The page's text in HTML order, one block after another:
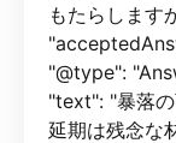
もたらします
"@type":
"text": "暴落
延期は残念な